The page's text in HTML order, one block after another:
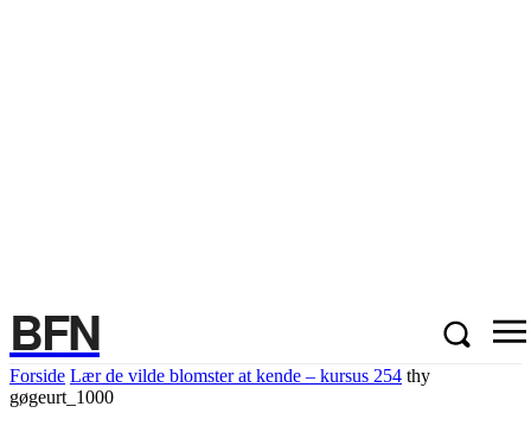
BFN
Forside Lær de vilde blomster at kende – kursus 254 thy
gøgeurt_1000